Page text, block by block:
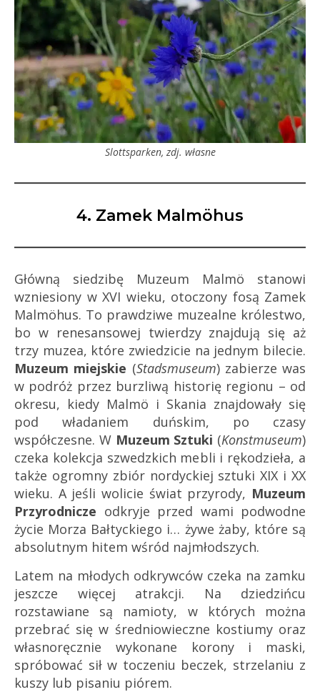
Slottsparken, zdj. własne
4. Zamek Malmöhus
Główną siedzibę Muzeum Malmö stanowi
wzniesiony w XVI wieku, otoczony fosą Zamek
Malmöhus. To prawdziwe muzealne królestwo,
bo w renesansowej twierdzy znajdują się aż
trzy muzea, które zwiedzicie na jednym bilecie.
Muzeum miejskie (Stadsmuseum) zabierze was
w podróż przez burzliwą historię regionu – od
okresu, kiedy Malmö i Skania znajdowały się
pod władaniem duńskim, po czasy
współczesne. W Muzeum Sztuki (Konstmuseum)
czeka kolekcja szwedzkich mebli i rękodzieła, a
także ogromny zbiór nordyckiej sztuki XIX i XX
wieku. A jeśli wolicie świat przyrody, Muzeum
Przyrodnicze odkryje przed wami podwodne
życie Morza Bałtyckiego i… żywe żaby, które są
absolutnym hitem wśród najmłodszych.
Latem na młodych odkrywców czeka na zamku
jeszcze więcej atrakcji. Na dziedzińcu
rozstawiane są namioty, w których można
przebrać się w średniowieczne kostiumy oraz
własnoręcznie wykonane korony i maski,
spróbować sił w toczeniu beczek, strzelaniu z
kuszy lub pisaniu piórem.